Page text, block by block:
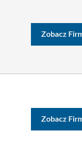
Zobacz
Zobacz